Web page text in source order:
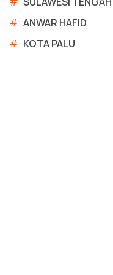
# ANWAR HAFID
# KOTA PALU